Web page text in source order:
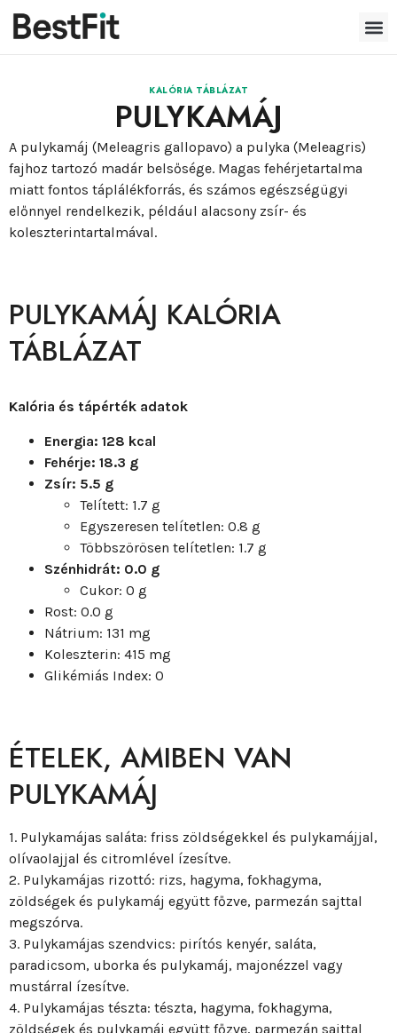
KALÓRIA TÁBLÁZAT
PULYKAMÁJ
A pulykamáj (Meleagris gallopavo) a pulyka (Meleagris)
fajhoz tartozó madár belsősége. Magas fehérjetartalma
miatt fontos táplálékforrás, és számos egészségügyi
előnnyel rendelkezik, például alacsony zsír- és
koleszterintartalmával.
PULYKAMÁJ KALÓRIA
TÁBLÁZAT
Kalória és tápérték adatok
Energia: 128 kcal
Fehérje: 18.3 g
Zsír: 5.5 g
Telített: 1.7 g
Egyszeresen telítetlen: 0.8 g
Többszörösen telítetlen: 1.7 g
Szénhidrát: 0.0 g
Cukor: 0 g
Rost: 0.0 g
Nátrium: 131 mg
Koleszterin: 415 mg
Glikémiás Index: 0
ÉTELEK, AMIBEN VAN
PULYKAMÁJ
1. Pulykamájas saláta: friss zöldségekkel és pulykamájjal,
olívaolajjal és citromlével ízesítve.
2. Pulykamájas rizottó: rizs, hagyma, fokhagyma,
zöldségek és pulykamáj együtt főzve, parmezán sajttal
megszórva.
3. Pulykamájas szendvics: pirítós kenyér, saláta,
paradicsom, uborka és pulykamáj, majonézzel vagy
mustárral ízesítve.
4. Pulykamájas tészta: tészta, hagyma, fokhagyma,
zöldségek és pulykamáj együtt főzve, parmezán sajttal